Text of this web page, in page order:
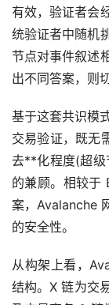
有效，验证者会
统验证者中随机
节点对事件叙述
出不同答案，则
基于这套共识模
交易验证，既无
去**化程度(超
的兼顾。相较于
案，Avalanche
的安全性。
从构架上看，
结构。X 链为交